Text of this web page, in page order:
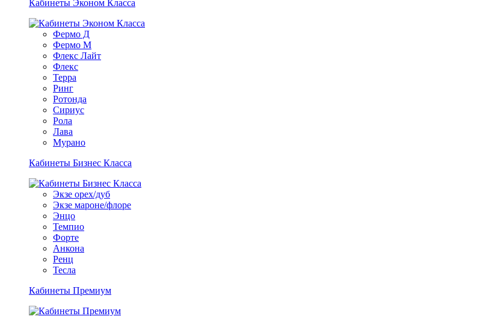
Кабинеты Эконом Класса
Фермо Д
Фермо М
Флекс Лайт
Флекс
Терра
Ринг
Ротонда
Сириус
Рола
Лава
Мурано
Кабинеты Бизнес Класса
Экзе орех/дуб
Экзе мароне/флоре
Энцо
Темпио
Форте
Анкона
Ренц
Тесла
Кабинеты Премиум